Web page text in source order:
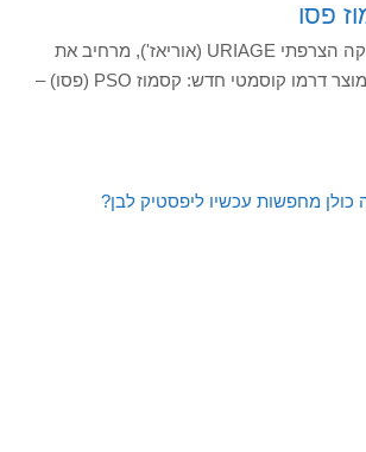
מותג הדרמו קוסמטיקה הצרפתי URIAGE (אוריאז'), מרחיב את
סדרת קסמוז ומשיק מוצר דרמו קוסמטי חדש: קסמוז PSO (פסו) –